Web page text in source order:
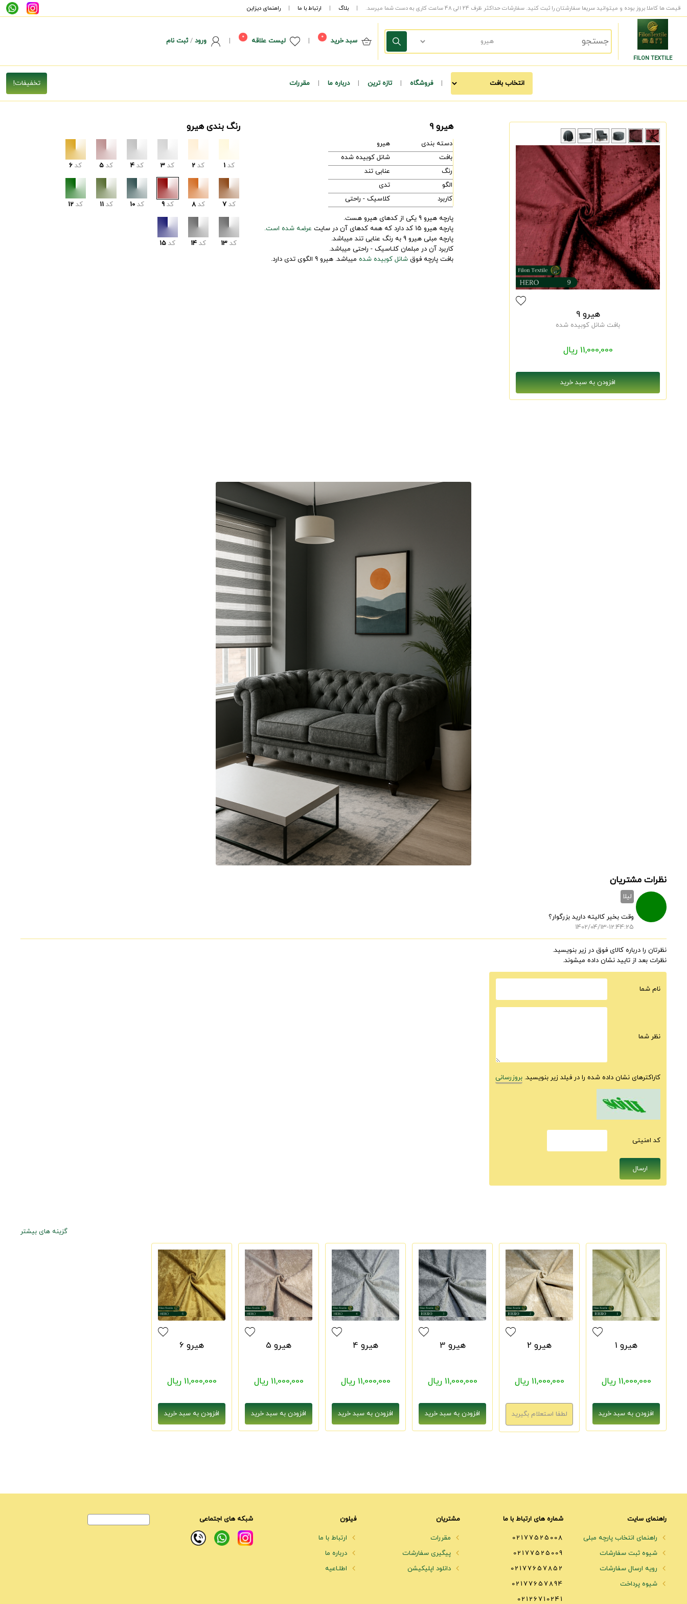
قیمت ها کاملا بروز بوده و میتوانید سریعا سفارشتان را ثبت کنید. سفارشات حداکثر ظرف 24 الی 48 ساعت کاری به دست شما میرسد. | بلاگ | ارتباط با ما | راهنمای دیزاین
FILON TEXTILE
سبد خرید 0
| لیست علاقه 0
| ورود/ثبت نام
| فروشگاه | تازه ترین | درباره ما | مقررات
هیرو 9
بافت شانل کوبیده شده
11,000,000 ریال
هیرو 9
دسته بندی
هیرو
بافت
شانل کوبیده شده
رنگ
عنابی تند
الگو
تدی
کاربرد
کلاسیک - راحتی
پارچه هیرو 9 یکی از کدهای هیرو هست.
پارچه هیرو 15 کد دارد که همه کدهای آن در سایت
عرضه شده است.
پارچه مبلی هیرو 9 به رنگ عنابی تند میباشد.
کاربرد آن در مبلمان کلـاسیک - راحتی میباشد.
بافت پارچه فوقشانل کوبیده شده میباشد. هیرو 9 الگوی تدی دارد.
رنگ بندی هیرو
کد 1 کد 2 کد 3 کد 4 کد 5 کد 6
کد 7 کد 8 کد 9 کد 10 کد 11 کد 12
کد 13 کد 14 کد 15
نظرات مشتریان
لیلا
وقت بخیر کالیته دارید بزرگوار؟
1402/04/13-12:44:25
نظرتان را درباره کالای فوق در زیر بنویسید.
نظرات بعد از تایید نشان داده میشوند.
نام شما
نظر شما
کاراکترهای نشان داده شده را در فیلد زیر بنویسید. بروزرسانی
كد امنيتى
گزینه های بیشتر
هیرو 1
11,000,000 ریال
هیرو 2
11,000,000 ریال
هیرو 3
11,000,000 ریال
هیرو 4
11,000,000 ریال
هیرو 5
11,000,000 ریال
هیرو 6
11,000,000 ریال
راهنمای سایت
راهنمای انتخاب پارچه مبلی
شیوه ثبت سفارشات
رویه ارسال سفارشات
شیوه پرداخت
شماره های ارتباط با ما
02177525008
02177525009
02177657852
02177657894
02126710241
مشتریان
مقررات
پیگیری سفارشات
دانلود اپلیکیشن
فیلون
ارتباط با ما
درباره ما
اطلـاعیه
شبکه های اجتماعی